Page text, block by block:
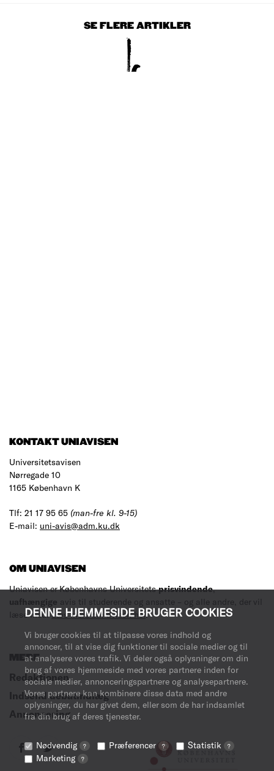
DENNE HJEMMESIDE BRUGER COOKIES
Vi bruger cookies til at tilpasse vores indhold og
annoncer, til at vise dig funktioner til sociale medier og til
at analysere vores trafik. Vi deler også oplysninger om din
brug af vores hjemmeside med vores partnere inden for
sociale medier, annonceringspartnere og analysepartnere.
Vores partnere kan kombinere disse data med andre
oplysninger, du har givet dem, eller som de har indsamlet
fra din brug af deres tjenester.
Nødvendig ? Præferencer ? Statistik ?
Marketing ?
SE FLERE ARTIKLER
KONTAKT UNIAVISEN
Universitetsavisen
Nørregade 10
1165 København K
Tlf: 21 17 95 65 (man-fre kl. 9-15)
E-mail: uni-avis@adm.ku.dk
OM UNIAVISEN
Uniavisen er Københavns Universitetsprisvindende,
uafhængige avis til studerende og ansatte – og alle andre, der vil
læse med.Læs mere om avisen her.
MERE
Redaktionen
Indsend debatindlæg
Annoncering